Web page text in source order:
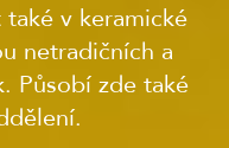
v keramické
netradičních a
Působí zde také